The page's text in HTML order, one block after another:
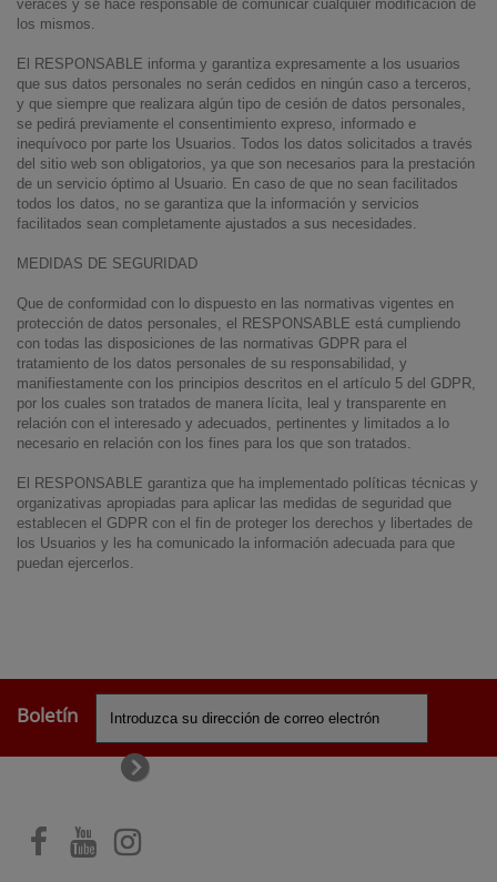
veraces y se hace responsable de comunicar cualquier modificación de
los mismos.
El RESPONSABLE informa y garantiza expresamente a los usuarios
que sus datos personales no serán cedidos en ningún caso a terceros,
y que siempre que realizara algún tipo de cesión de datos personales,
se pedirá previamente el consentimiento expreso, informado e
inequívoco por parte los Usuarios. Todos los datos solicitados a través
del sitio web son obligatorios, ya que son necesarios para la prestación
de un servicio óptimo al Usuario. En caso de que no sean facilitados
todos los datos, no se garantiza que la información y servicios
facilitados sean completamente ajustados a sus necesidades.
MEDIDAS DE SEGURIDAD
Que de conformidad con lo dispuesto en las normativas vigentes en
protección de datos personales, el RESPONSABLE está cumpliendo
con todas las disposiciones de las normativas GDPR para el
tratamiento de los datos personales de su responsabilidad, y
manifiestamente con los principios descritos en el artículo 5 del GDPR,
por los cuales son tratados de manera lícita, leal y transparente en
relación con el interesado y adecuados, pertinentes y limitados a lo
necesario en relación con los fines para los que son tratados.
El RESPONSABLE garantiza que ha implementado políticas técnicas y
organizativas apropiadas para aplicar las medidas de seguridad que
establecen el GDPR con el fin de proteger los derechos y libertades de
los Usuarios y les ha comunicado la información adecuada para que
puedan ejercerlos.
Boletín